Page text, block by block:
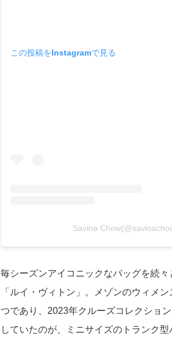
この投稿をInstagramで見る
Savina
毎シーズンアイコニックなバッグを続
「ルイ・ヴィトン」。メゾンのウィメ
つであり、2023年クルーズコレクショ
していたのが、ミニサイズのトランク